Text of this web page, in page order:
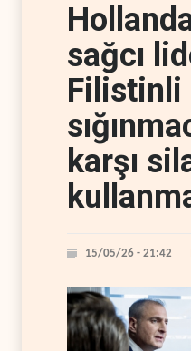
sağcı
Filistinli
karşı
15/05/26 - 21:42